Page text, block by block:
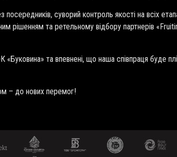
суворий контроль якості на всіх
рішенням та ретельному відбору партнерів
«Буковина» та впевнені, що наша співпраця буде
– до нових перемог!